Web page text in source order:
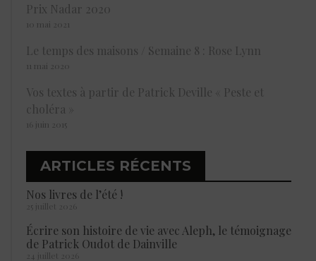
Prix Nadar 2020
10 mai 2021
Le temps des maisons / Semaine 8 : Rose Lynn
11 mai 2020
Vos textes à partir de Patrick Deville « Peste et
choléra »
16 juin 2015
ARTICLES RÉCENTS
Nos livres de l’été !
25 juillet 2026
Écrire son histoire de vie avec Aleph, le témoignage
de Patrick Oudot de Dainville
24 juillet 2026